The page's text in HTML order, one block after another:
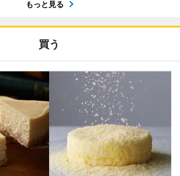
もっと見る
買う